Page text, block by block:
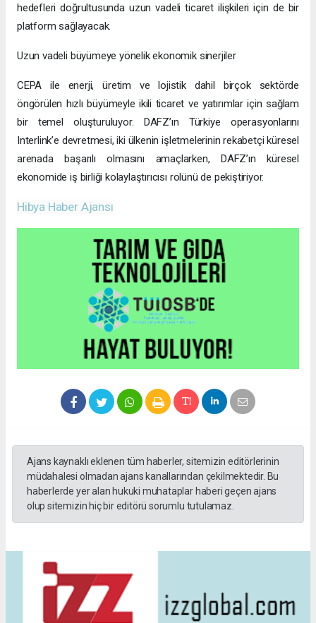
hedefleri doğrultusunda uzun vadeli ticaret ilişkileri için de bir
platform sağlayacak.
Uzun vadeli büyümeye yönelik ekonomik sinerjiler
CEPA ile enerji, üretim ve lojistik dahil birçok sektörde
öngörülen hızlı büyümeyle ikili ticaret ve yatırımlar için sağlam
bir temel oluşturuluyor. DAFZ’ın Türkiye operasyonlarını
Interlink’e devretmesi, iki ülkenin işletmelerinin rekabetçi küresel
arenada başarılı olmasını amaçlarken, DAFZ’ın küresel
ekonomide iş birliği kolaylaştırıcısı rolünü de pekiştiriyor.
Hibya Haber Ajansı
Ajans kaynaklı eklenen tüm haberler, sitemizin editörlerinin
müdahalesi olmadan ajans kanallarından çekilmektedir. Bu
haberlerde yer alan hukuki muhataplar haberi geçen ajans
olup sitemizin hiç bir editörü sorumlu tutulamaz.